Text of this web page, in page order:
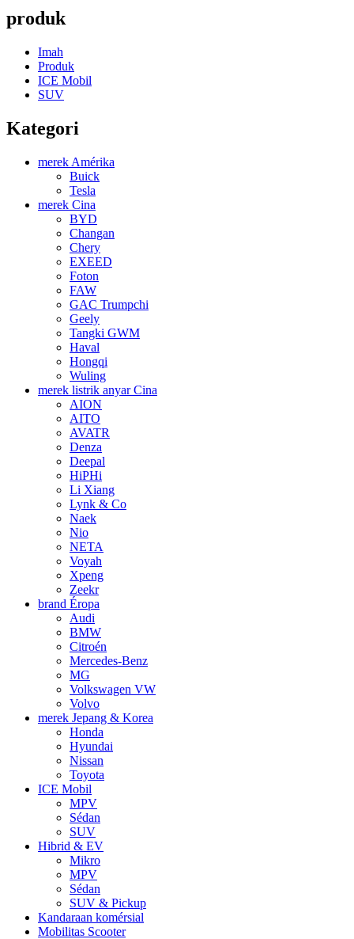
produk
Imah
Produk
ICE Mobil
SUV
Kategori
merek Amérika
Buick
Tesla
merek Cina
BYD
Changan
Chery
EXEED
Foton
FAW
GAC Trumpchi
Geely
Tangki GWM
Haval
Hongqi
Wuling
merek listrik anyar Cina
AION
AITO
AVATR
Denza
Deepal
HiPHi
Li Xiang
Lynk & Co
Naek
Nio
NETA
Voyah
Xpeng
Zeekr
brand Éropa
Audi
BMW
Citroén
Mercedes-Benz
MG
Volkswagen VW
Volvo
merek Jepang & Korea
Honda
Hyundai
Nissan
Toyota
ICE Mobil
MPV
Sédan
SUV
Hibrid & EV
Mikro
MPV
Sédan
SUV & Pickup
Kandaraan komérsial
Mobilitas Scooter